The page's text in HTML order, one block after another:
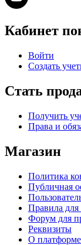
Кабинет
Войти
Создать
Стать
Получить
Права и
Магазин
Политика
Публичная
Правила для
Форум для
Реквизиты
О платформе